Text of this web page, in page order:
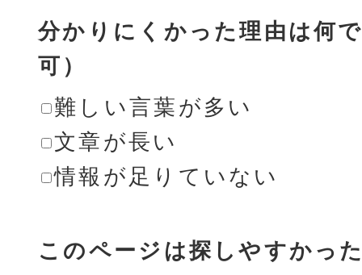
分かりにくかった理由は何
可）
難しい言葉が多い
文章が長い
情報が足りていない
このページは探しやすかっ